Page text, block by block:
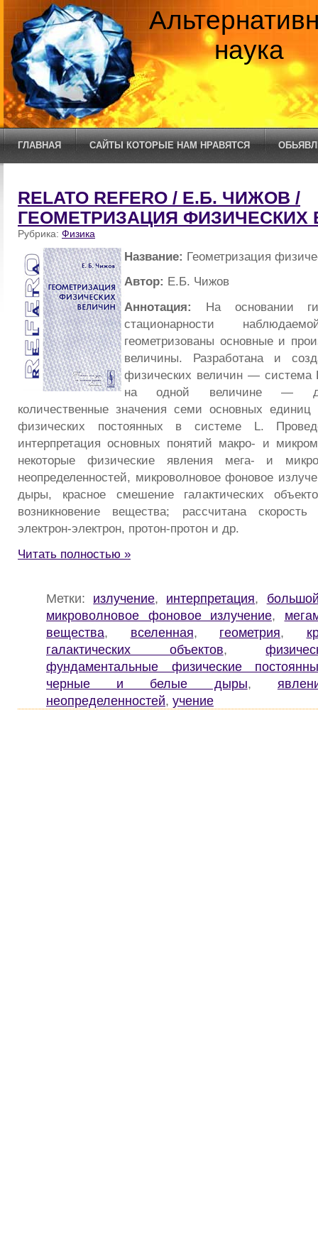
наука
ГЛАВНАЯ САЙТЫ КОТОРЫЕ НАМ НРАВЯТСЯ
RELATO REFERO / Е.Б. ЧИЖОВ /
ГЕОМЕТРИЗАЦИЯ ФИЗИЧЕСКИХ
Рубрика: Физика
Название: Геометризация
Автор: Е.Б. Чижов
Аннотация: На основании
стационарности
геометризованы основные и
величины. Разработана и
физических величин — система
на одной величине —
количественные значения семи основных
физических постоянных в системе L.
интерпретация основных понятий макро- и
некоторые физические явления мега- и
неопределенностей, микроволновое фоновое
дыры, красное смешение галактических
возникновение вещества; рассчитана
электрон-электрон, протон-протон и др.
Читать полностью »
Метки: излучение, интерпретация,
микроволновое фоновое излучение,
вещества, вселенная, геометрия,
галактических объектов,
фундаментальные физические
черные и белые дыры,
неопределенностей, учение